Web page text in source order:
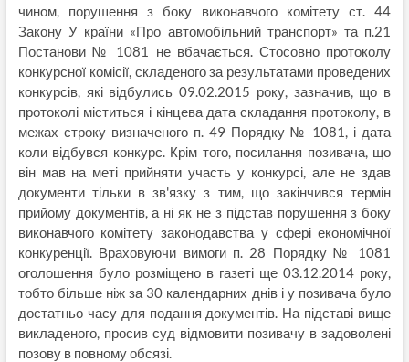
чином, порушення з боку виконавчого комітету ст. 44
Закону У країни «Про автомобільний транспорт» та п.21
Постанови № 1081 не вбачається. Стосовно протоколу
конкурсної комісії, складеного за результатами проведених
конкурсів, які відбулись 09.02.2015 року, зазначив, що в
протоколі міститься і кінцева дата складання протоколу, в
межах строку визначеного п. 49 Порядку № 1081, і дата
коли відбувся конкурс. Крім того, посилання позивача, що
він мав на меті прийняти участь у конкурсі, але не здав
документи тільки в зв'язку з тим, що закінчився термін
прийому документів, а ні як не з підстав порушення з боку
виконавчого комітету законодавства у сфері економічної
конкуренції. Враховуючи вимоги п. 28 Порядку № 1081
оголошення було розміщено в газеті ще 03.12.2014 року,
тобто більше ніж за 30 календарних днів і у позивача було
достатньо часу для подання документів. На підставі вище
викладеного, просив суд відмовити позивачу в задоволені
позову в повному обсязі.